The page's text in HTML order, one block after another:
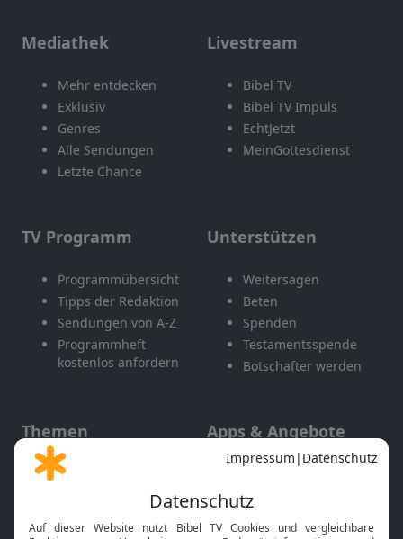
Mediathek
Mehr entdecken
Exklusiv
Genres
Alle Sendungen
Letzte Chance
Livestream
Bibel TV
Bibel TV Impuls
EchtJetzt
MeinGottesdienst
TV Programm
Programmübersicht
Tipps der Redaktion
Sendungen von A-Z
Programmheft
kostenlos anfordern
Unterstützen
Weitersagen
Beten
Spenden
Testamentsspende
Botschafter werden
Themen
Gott und Bibel erklärt
Apps & Angebote
Mobile App